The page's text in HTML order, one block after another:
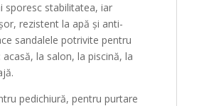
sporesc stabilitatea, iar
rezistent la apă și anti-
sandalele potrivite pentru
la salon, la piscină, la
pedichiură, pentru purtare